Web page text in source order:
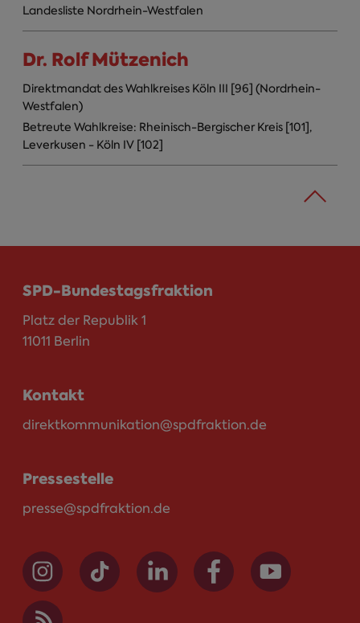
Landesliste Nordrhein-Westfalen
Dr. Rolf Mützenich
Direktmandat des Wahlkreises Köln III [96] (Nordrhein-
Westfalen)
Betreute Wahlkreise: Rheinisch-Bergischer Kreis [101],
Leverkusen - Köln IV [102]
SPD-Bundestagsfraktion
Platz der Republik 1
11011 Berlin
Kontakt
direktkommunikation@spdfraktion.de
Pressestelle
presse@spdfraktion.de